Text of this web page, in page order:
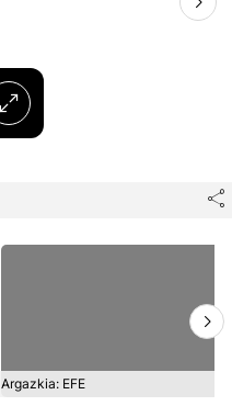
Argazkia: EFE